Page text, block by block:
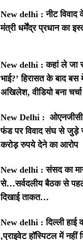
New delhi : नीट विवाद
मंत्री धर्मेंद्र प्रधान का
New delhi : कहां ले जा
भाई?’ हिरासत के बाद
अखिलेश, वीडियो बना
New Delhi :
फंड पर विवाद संघ से जुड़े
करोड़ रुपये देने का आरोप
New delhi : संसद का
से…सर्वदलीय बैठक से पहले
दिखाई ताकत…
New delhi : दिल्ली हाई
,प्राइवेट हॉस्पिटल में नहीं